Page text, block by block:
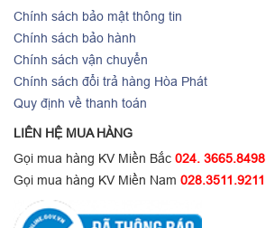
Chính sách bảo mật thông tin
Chính sách bảo hành
Chính sách vận chuyển
Chính sách đổi trả hàng Hòa Phát
Quy định về thanh toán
LIÊN HỆ MUA HÀNG
Gọi mua hàng KV Miền Bắc 024. 3665.8498
Gọi mua hàng KV Miền Nam 028.3511.9211